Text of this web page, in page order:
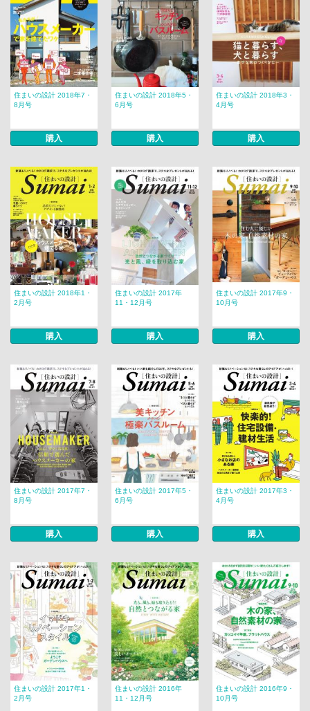
住まいの設計 2018年7・
8月号
購入
住まいの設計 2018年5・
6月号
購入
住まいの設計 2018年3・
4月号
購入
住まいの設計 2018年1・
2月号
購入
住まいの設計 2017年
11・12月号
購入
住まいの設計 2017年9・
10月号
購入
住まいの設計 2017年7・
8月号
購入
住まいの設計 2017年5・
6月号
購入
住まいの設計 2017年3・
4月号
購入
住まいの設計 2017年1・
2月号
住まいの設計 2016年
11・12月号
住まいの設計 2016年9・
10月号